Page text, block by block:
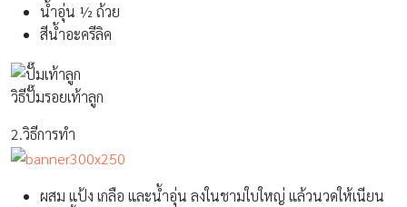
น้ำอุ่น ½ ถ้วย
สีน้ำอะครีลิค
วิธีปั๊มรอยเท้าลูก
2.วิธีการทำ
ผสม แป้ง เกลือ และน้ำอุ่น ลงในชามใบใหญ่ แล้วนวดให้เนียน